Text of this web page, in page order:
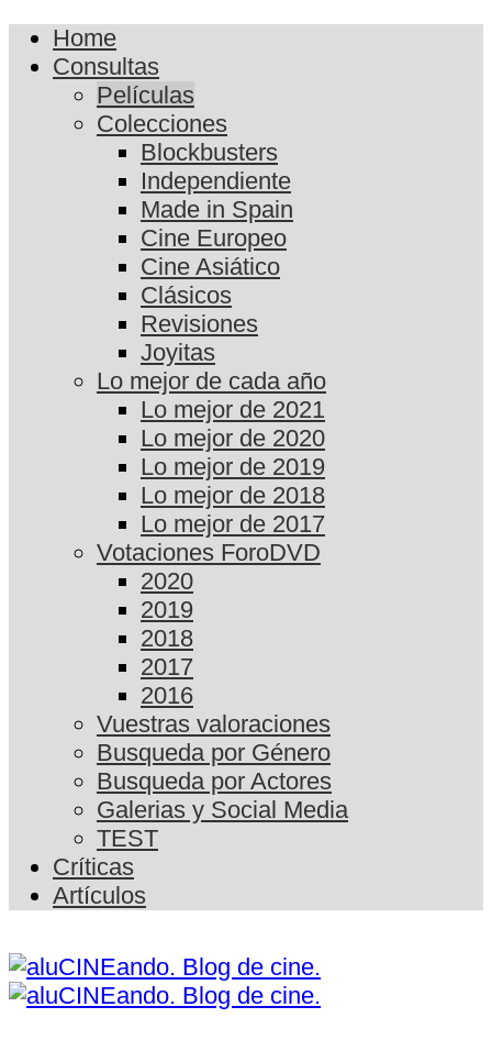
Home
Consultas
Películas
Colecciones
Blockbusters
Independiente
Made in Spain
Cine Europeo
Cine Asiático
Clásicos
Revisiones
Joyitas
Lo mejor de cada año
Lo mejor de 2021
Lo mejor de 2020
Lo mejor de 2019
Lo mejor de 2018
Lo mejor de 2017
Votaciones ForoDVD
2020
2019
2018
2017
2016
Vuestras valoraciones
Busqueda por Género
Busqueda por Actores
Galerias y Social Media
TEST
Críticas
Artículos